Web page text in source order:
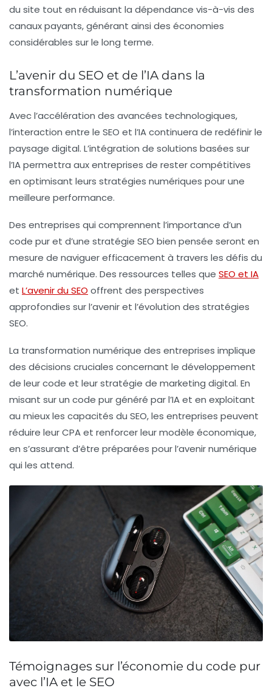
du site tout en réduisant la dépendance vis-à-vis des
canaux payants, générant ainsi des économies
considérables sur le long terme.
L’avenir du SEO et de l’IA dans la
transformation numérique
Avec l’accélération des avancées technologiques,
l’interaction entre le SEO et l’IA continuera de redéfinir le
paysage digital. L’intégration de solutions basées sur
l’IA permettra aux entreprises de rester compétitives
en optimisant leurs stratégies numériques pour une
meilleure performance.
Des entreprises qui comprennent l’importance d’un
code pur et d’une stratégie SEO bien pensée seront en
mesure de naviguer efficacement à travers les défis du
marché numérique. Des ressources telles que SEO et IA
et L’avenir du SEO offrent des perspectives
approfondies sur l’avenir et l’évolution des stratégies
SEO.
La transformation numérique des entreprises implique
des décisions cruciales concernant le développement
de leur code et leur stratégie de marketing digital. En
misant sur un code pur généré par l’IA et en exploitant
au mieux les capacités du SEO, les entreprises peuvent
réduire leur CPA et renforcer leur modèle économique,
en s’assurant d’être préparées pour l’avenir numérique
qui les attend.
Témoignages sur l’économie du code pur
avec l’IA et le SEO